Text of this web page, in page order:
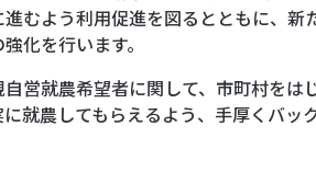
むよう利用促進を図るとともに、新
化を行います。
営就農希望者に関して、市町村をは
就農してもらえるよう、手厚くバッ